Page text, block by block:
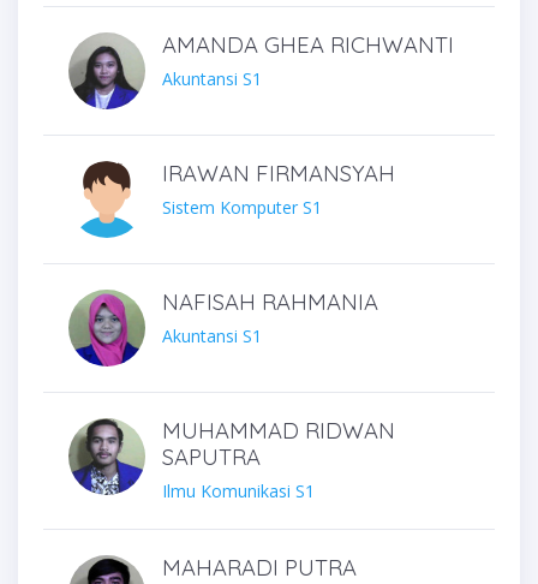
AMANDA GHEA RICHWANTI
Akuntansi S1
IRAWAN FIRMANSYAH
Sistem Komputer S1
NAFISAH RAHMANIA
Akuntansi S1
MUHAMMAD RIDWAN
SAPUTRA
Ilmu Komunikasi S1
MAHARADI PUTRA